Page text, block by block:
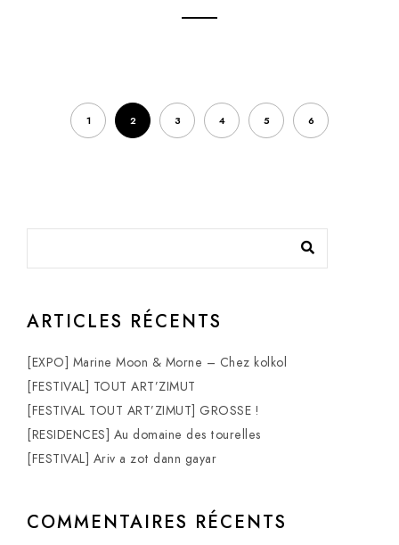
1 2 3 4 5 6
ARTICLES RÉCENTS
[EXPO] Marine Moon & Morne – Chez kolkol
[FESTIVAL] TOUT ART’ZIMUT
[FESTIVAL TOUT ART’ZIMUT] GROSSE !
[RESIDENCES] Au domaine des tourelles
[FESTIVAL] Ariv a zot dann gayar
COMMENTAIRES RÉCENTS